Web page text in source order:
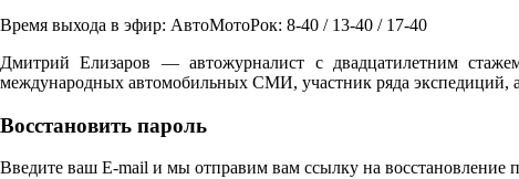
Время выхода в эфир: АвтоМотоРок: 8-40 / 13-40 / 17-40
Дмитрий Елизаров — автожурналист с двадцатилетним
международных автомобильных СМИ, участник ряда экспедиций,
Восстановить пароль
Введите ваш E-mail и мы отправим вам ссылку на восстановление